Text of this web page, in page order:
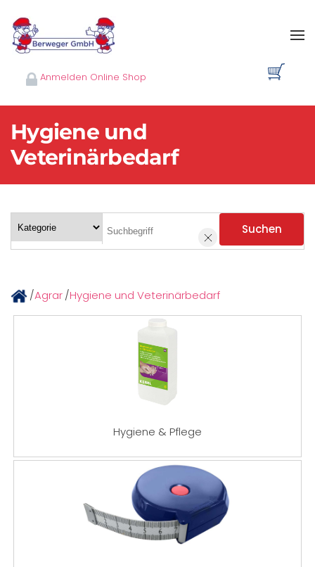
Skip to main content
Anmelden Online Shop
Hygiene und
Veterinärbedarf
Suchen
/Agrar/Hygiene und Veterinärbedarf
Hygiene & Pflege